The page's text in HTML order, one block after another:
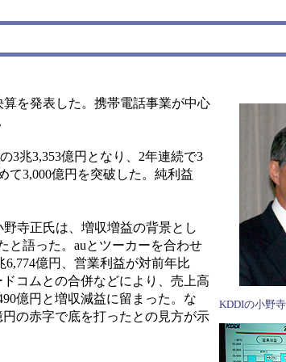
KDDIの小野
を発表した。携帯電話事業が中心
3兆3,353億円となり、2年連続で3
て3,000億円を突破した。純利益
寺正氏は、増収増益の背景とし
と語った。auとツーカーを合わせ
億円、営業利益が対前年比
コムとの合併などにより、売上高
億円と増収減益に留まった。な
の赤字で底を打ったとの見方が示